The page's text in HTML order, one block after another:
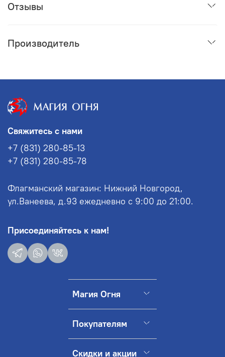
Отзывы
Производитель
Магия Огня
Покупателям
Скидки и акции
Свяжитесь с нами
+7 (831) 280-85-13
+7 (831) 280-85-78
Флагманский магазин: Нижний Новгород,
ул.Ванеева, д.93 ежедневно с 9:00 до 21:00.
Присоединяйтесь к нам!